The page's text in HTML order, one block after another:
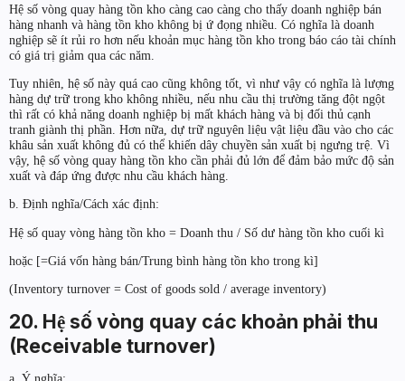
Hệ số vòng quay hàng tồn kho càng cao càng cho thấy doanh nghiệp bán
hàng nhanh và hàng tồn kho không bị ứ đọng nhiều. Có nghĩa là doanh
nghiệp sẽ ít rủi ro hơn nếu khoản mục hàng tồn kho trong báo cáo tài chính
có giá trị giảm qua các năm.
Tuy nhiên, hệ số này quá cao cũng không tốt, vì như vậy có nghĩa là lượng
hàng dự trữ trong kho không nhiều, nếu nhu cầu thị trường tăng đột ngột
thì rất có khả năng doanh nghiệp bị mất khách hàng và bị đối thủ cạnh
tranh giành thị phần. Hơn nữa, dự trữ nguyên liệu vật liệu đầu vào cho các
khâu sản xuất không đủ có thể khiến dây chuyền sản xuất bị ngưng trệ. Vì
vậy, hệ số vòng quay hàng tồn kho cần phải đủ lớn để đảm bảo mức độ sản
xuất và đáp ứng được nhu cầu khách hàng.
b. Định nghĩa/Cách xác định:
Hệ số quay vòng hàng tồn kho = Doanh thu / Số dư hàng tồn kho cuối kì
hoặc [=Giá vốn hàng bán/Trung bình hàng tồn kho trong kì]
(Inventory turnover = Cost of goods sold / average inventory)
20. Hệ số vòng quay các khoản phải thu
(Receivable turnover)
a. Ý nghĩa: